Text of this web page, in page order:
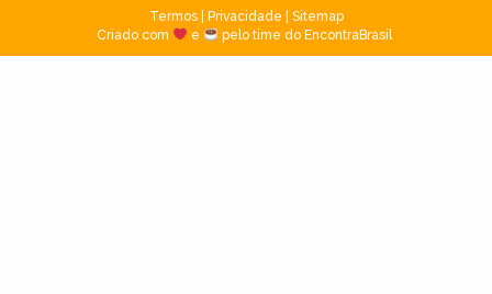
Termos| Privacidade
Sitemap
Criado com
e pelo time do EncontraBrasil